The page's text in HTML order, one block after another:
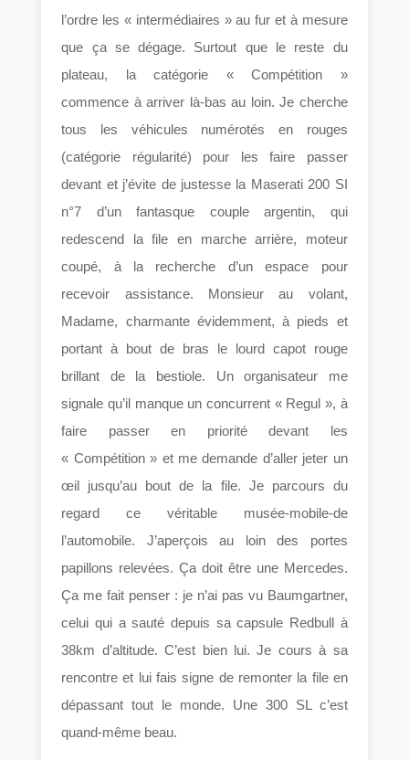
l’ordre les « intermédiaires » au fur et à mesure
que ça se dégage. Surtout que le reste du
plateau, la catégorie « Compétition »
commence à arriver là-bas au loin. Je cherche
tous les véhicules numérotés en rouges
(catégorie régularité) pour les faire passer
devant et j’évite de justesse la Maserati 200 SI
n°7 d’un fantasque couple argentin, qui
redescend la file en marche arrière, moteur
coupé, à la recherche d’un espace pour
recevoir assistance. Monsieur au volant,
Madame, charmante évidemment, à pieds et
portant à bout de bras le lourd capot rouge
brillant de la bestiole. Un organisateur me
signale qu’il manque un concurrent « Regul », à
faire passer en priorité devant les
« Compétition » et me demande d’aller jeter un
œil jusqu’au bout de la file. Je parcours du
regard ce véritable musée-mobile-de
l’automobile. J’aperçois au loin des portes
papillons relevées. Ça doit être une Mercedes.
Ça me fait penser : je n’ai pas vu Baumgartner,
celui qui a sauté depuis sa capsule Redbull à
38km d’altitude. C’est bien lui. Je cours à sa
rencontre et lui fais signe de remonter la file en
dépassant tout le monde. Une 300 SL c’est
quand-même beau.